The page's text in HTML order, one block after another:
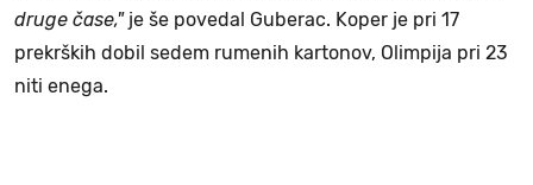
druge čase,"je še povedal Guberac. Koper je pri 17
prekrških dobil sedem rumenih kartonov, Olimpija pri 23
niti enega.